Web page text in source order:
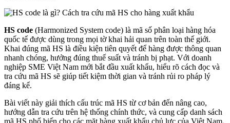
HS code (Harmonized System code) là mã số phân loại hàng hóa
quốc tế được dùng trong mọi tờ khai hải quan trên toàn thế giới.
Khai đúng mã HS là điều kiện tiên quyết để hàng được thông quan
nhanh chóng, hưởng đúng thuế suất và tránh bị phạt. Với doanh
nghiệp SME Việt Nam mới bắt đầu xuất khẩu, hiểu rõ cách đọc và
tra cứu mã HS sẽ giúp tiết kiệm thời gian và tránh rủi ro pháp lý
đáng kể.
Bài viết này giải thích cấu trúc mã HS từ cơ bản đến nâng cao,
hướng dẫn tra cứu trên hệ thống chính thức, và cung cấp danh sách
mã HS phổ biến cho các mặt hàng xuất khẩu chủ lực của Việt Nam.